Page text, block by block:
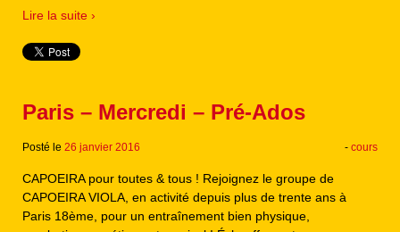
Lire la suite ›
Paris – Mercredi – Pré-Ados
Posté le 26 janvier 2016 - cours
CAPOEIRA pour toutes & tous ! Rejoignez le groupe de
CAPOEIRA VIOLA, en activité depuis plus de trente ans à
Paris 18ème, pour un entraînement bien physique,